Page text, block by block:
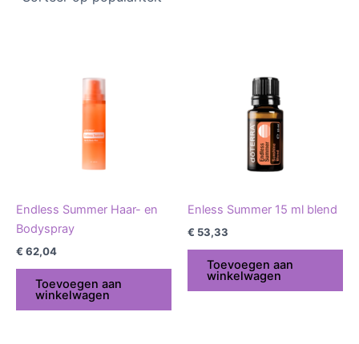
Endless Summer Haar- en
Bodyspray
€ 62,04
Toevoegen aan
winkelwagen
Enless Summer 15 ml blend
€ 53,33
Toevoegen aan
winkelwagen